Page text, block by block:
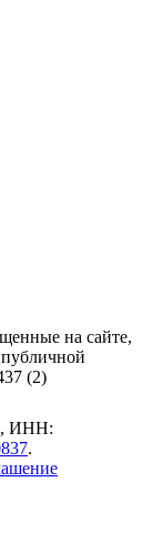
на сайте,
(2)
ИНН:
.